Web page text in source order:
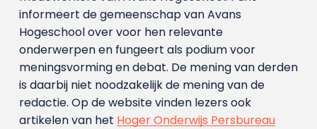
informeert de gemeenschap van Avans
Hogeschool over voor hen relevante
onderwerpen en fungeert als podium voor
meningsvorming en debat. De mening van derden
is daarbij niet noodzakelijk de mening van de
redactie. Op de website vinden lezers ook
artikelen van het Hoger Onderwijs Persbureau